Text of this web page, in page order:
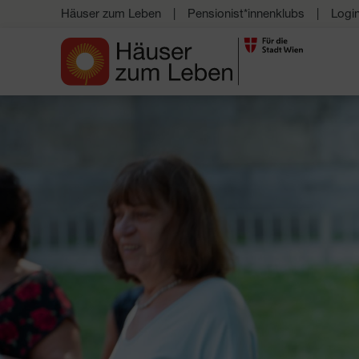
Häuser zum Leben Pensionist*innenklubs